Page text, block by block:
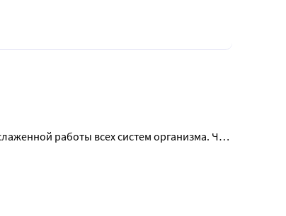
работы всех систем организма. Чай
комплексное оздоравливающее